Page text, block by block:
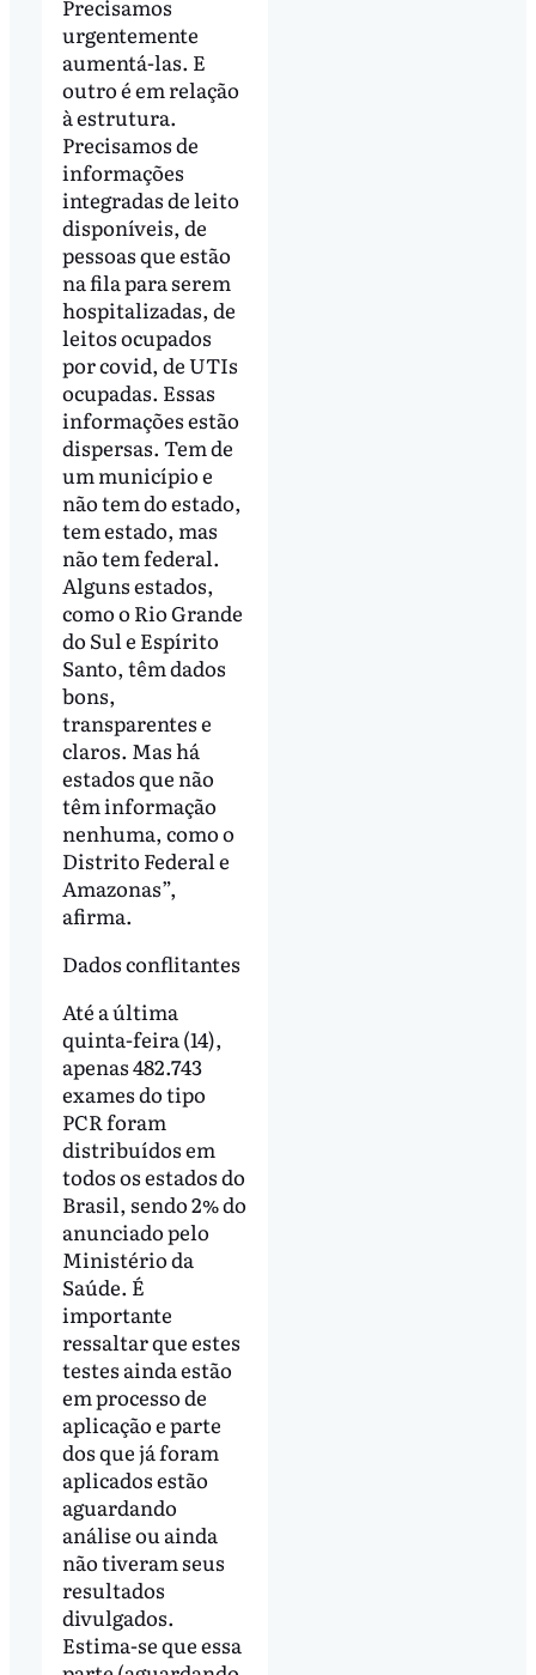
Precisamos
urgentemente
aumentá-las. E
outro é em relação
à estrutura.
Precisamos de
informações
integradas de leito
disponíveis, de
pessoas que estão
na fila para serem
hospitalizadas, de
leitos ocupados
por covid, de UTIs
ocupadas. Essas
informações estão
dispersas. Tem de
um município e
não tem do estado,
tem estado, mas
não tem federal.
Alguns estados,
como o Rio Grande
do Sul e Espírito
Santo, têm dados
bons,
transparentes e
claros. Mas há
estados que não
têm informação
nenhuma, como o
Distrito Federal e
Amazonas”,
afirma.
Dados conflitantes
Até a última
quinta-feira (14),
apenas 482.743
exames do tipo
PCR foram
distribuídos em
todos os estados do
Brasil, sendo 2% do
anunciado pelo
Ministério da
Saúde. É
importante
ressaltar que estes
testes ainda estão
em processo de
aplicação e parte
dos que já foram
aplicados estão
aguardando
análise ou ainda
não tiveram seus
resultados
divulgados.
Estima-se que essa